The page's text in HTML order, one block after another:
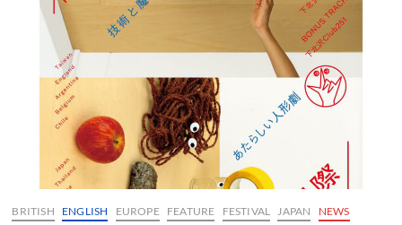
BRITISH ENGLISH EUROPE FEATURE FESTIVAL JAPAN NEWS